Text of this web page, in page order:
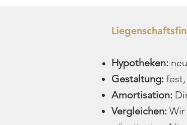
Hypotheken:
Gestaltung:
Amortisation:
Vergleichen: Wir